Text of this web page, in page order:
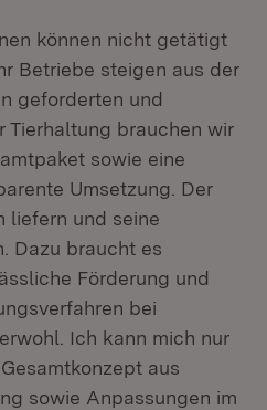
können nicht getätigt
Betriebe steigen aus der
geforderten und
Tierhaltung brauchen wir
sowie eine
Umsetzung. Der
liefern und seine
Dazu braucht es
Förderung und
bei
Ich kann mich nur
aus
sowie Anpassungen im